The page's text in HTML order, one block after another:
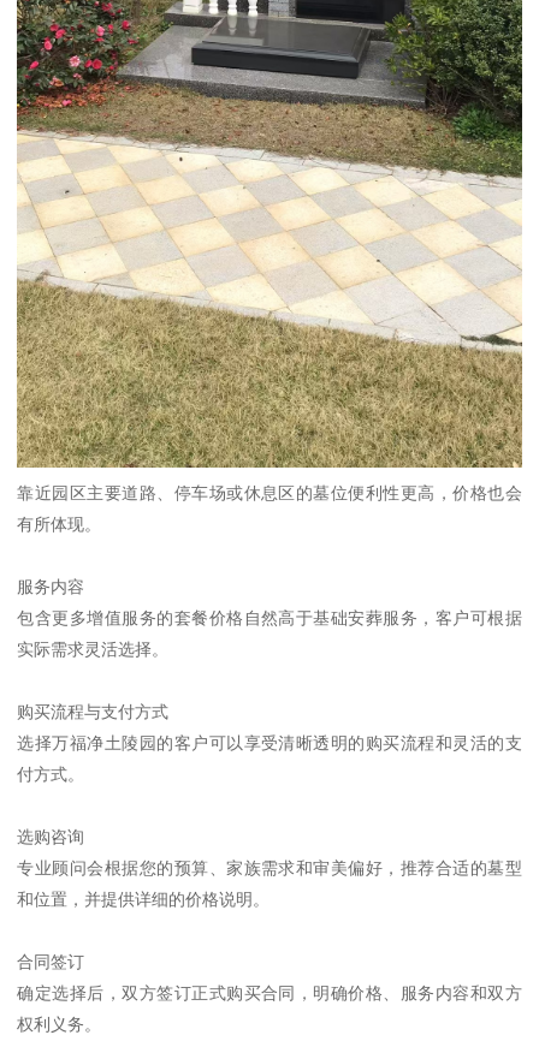
靠近园区主要道路、停车场或休息区的墓位便利性更高，价格也会
有所体现。
服务内容
包含更多增值服务的套餐价格自然高于基础安葬服务，客户可根据
实际需求灵活选择。
购买流程与支付方式
选择万福净土陵园的客户可以享受清晰透明的购买流程和灵活的支
付方式。
选购咨询
专业顾问会根据您的预算、家族需求和审美偏好，推荐合适的墓型
和位置，并提供详细的价格说明。
合同签订
确定选择后，双方签订正式购买合同，明确价格、服务内容和双方
权利义务。